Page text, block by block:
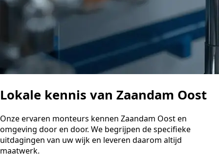
Lokale kennis van Zaandam Oost
Onze ervaren monteurs kennen Zaandam Oost en
omgeving door en door. We begrijpen de specifieke
uitdagingen van uw wijk en leveren daarom altijd
maatwerk.